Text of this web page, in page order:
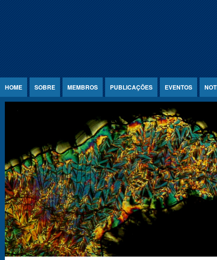
HOME SOBRE MEMBROS PUBLICAÇÕES EVENTOS